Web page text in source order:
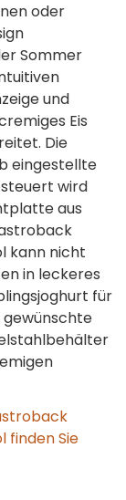
oder
Sommer
und
Eis
Die
eingestellte
wird
aus
kann nicht
in leckeres
für
gewünschte
finden Sie